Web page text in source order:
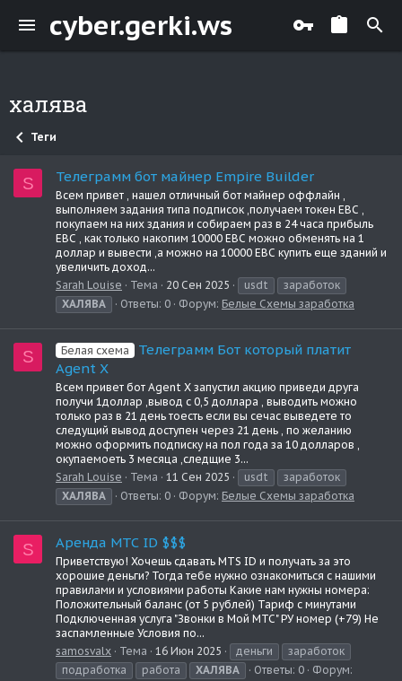
cyber.gerki.ws
халява
Теги
S Телеграмм бот майнер Empire Builder
Всем привет , нашел отличный бот майнер оффлайн ,
выполняем задания типа подписок ,получаем токен EBC ,
покупаем на них здания и собираем раз в 24 часа прибыль
EBC , как только накопим 10000 EBC можно обменять на 1
доллар и вывести ,а можно на 10000 EBC купить еще зданий и
увеличить доход...
Sarah Louise
Тема 20 Сен 2025 usdt
заработок
ХАЛЯВА
Ответы: 0 Форум: Белые Схемы заработка
S Белая схема
Телеграмм Бот который платит
Agent X
Всем привет бот Agent X запустил акцию приведи друга
получи 1доллар ,вывод с 0,5 доллара , выводить можно
только раз в 21 день тоесть если вы сечас выведете то
следущий вывод доступен через 21 день , по желанию
можно оформить подписку на пол года за 10 долларов ,
окупаемоеть 3 месяца ,следщие 3...
Sarah Louise
Тема 11 Сен 2025 usdt
заработок
ХАЛЯВА
Ответы: 0 Форум: Белые Схемы заработка
S Аренда МТС ID $$$
Приветствую! Хочешь сдавать MTS ID и получать за это
хорошие деньги? Тогда тебе нужно ознакомиться с нашими
правилами и условиями работы Какие нам нужны номера:
Положительный баланс (от 5 рублей) Тариф с минутами
Подключенная услуга "Звонки в Мой МТС" РУ номер (+79) Не
заспамленные Условия по...
samosvalx
Тема 16 Июн 2025 деньги
заработок
подработка
работа ХАЛЯВА Ответы: 0
Форум: